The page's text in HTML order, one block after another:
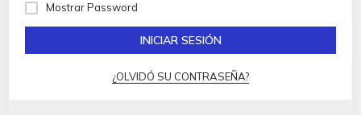
Mostrar Password
INICIAR SESIÓN
¿OLVIDÓ SU CONTRASEÑA?